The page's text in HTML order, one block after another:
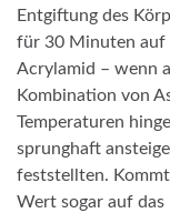
Entgiftung des
für 30 Minuten auf
Acrylamid – wenn
Kombination von
Temperaturen
sprunghaft
feststellten.
Wert sogar auf